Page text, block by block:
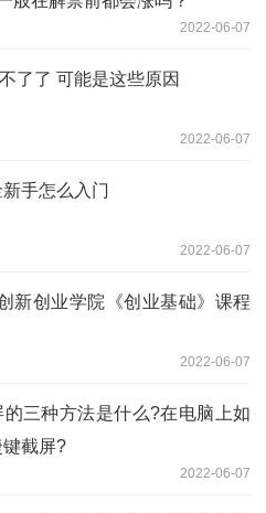
2022-06-07
了了 可能是这些原因
2022-06-07
手怎么入门
2022-06-07
新创业学院《创业基础》课程
2022-06-07
的三种方法是什么?在电脑上如
截屏?
2022-06-07